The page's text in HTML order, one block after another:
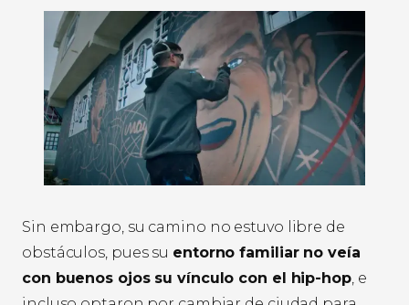
Sin embargo, su camino no estuvo libre de
obstáculos, pues su entorno familiar no veía
con buenos ojos su vínculo con el hip-hop, e